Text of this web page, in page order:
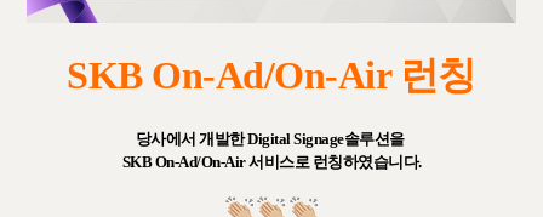
SKB On-Ad/On-Air 런칭
당사에서 개발한 Digital Signage솔루션을
SKB On-Ad/On-Air 서비스로 런칭하였습니다.